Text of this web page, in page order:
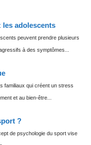
adolescents
peuvent prendre plusieurs
à des symptômes...
familiaux qui créent un stress
et au bien-être...
?
de psychologie du sport vise